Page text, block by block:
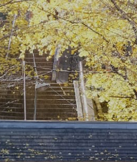
初詣 お宮
東京都
お問い合わせ(